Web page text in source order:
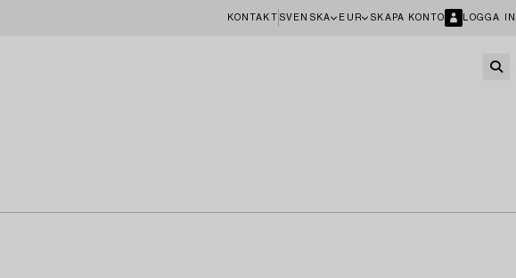
KONTAKT SVENSKA EUR SKAPA KONTO LOGGA IN